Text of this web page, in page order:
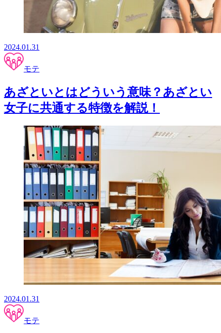
2024.01.31
モテ
あざといとはどういう意味？あざとい
女子に共通する特徴を解説！
2024.01.31
モテ